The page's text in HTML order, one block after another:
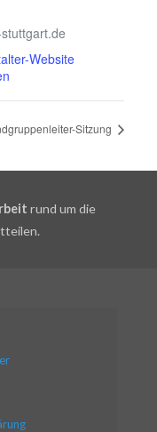
Website
Sitzung
rund um die